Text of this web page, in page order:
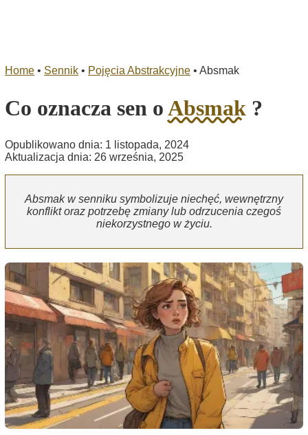
Home • Sennik • Pojęcia Abstrakcyjne • Absmak
Co oznacza sen oAbsmak ?
Opublikowano dnia: 1 listopada, 2024
Aktualizacja dnia: 26 września, 2025
Absmak w senniku symbolizuje niechęć, wewnętrzny
konflikt oraz potrzebę zmiany lub odrzucenia czegoś
niekorzystnego w życiu.